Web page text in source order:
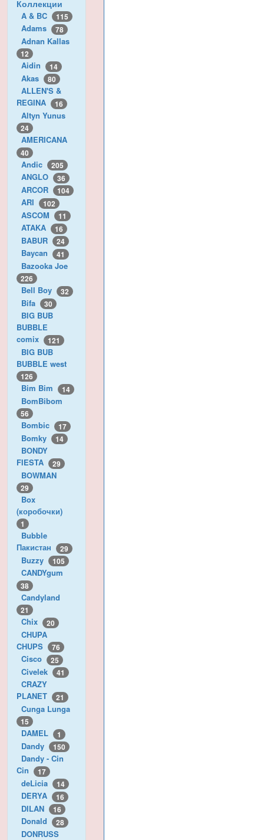
Коллекции
A & BC 115
Adams 78
Adnan Kallas
12
Aidin 14
Akas 80
ALLEN'S &
REGINA
16
Altyn Yunus
24
AMERICANA
40
Andic 205
ANGLO 36
ARCOR 104
ARI 102
ASCOM 11
ATAKA 16
BABUR 24
Baycan 41
Bazooka Joe
226
Bell Boy 32
Bifa 30
BIG BUB
BUBBLE
comix
121
BIG BUB
BUBBLE west
126
Bim Bim 14
BomBibom
56
Bombic 17
Bomky 14
BONDY
FIESTA
29
BOWMAN
29
Box
(коробочки)
1
Bubble
Пакистан
29
Buzzy 105
CANDYgum
38
Candyland
21
Chix 20
CHUPA
CHUPS
76
Cisco 25
Civelek 41
CRAZY
PLANET
21
Cunga Lunga
15
DAMEL 1
Dandy 150
Dandy - Cin
Cin
17
deLicia 14
DERYA 16
DILAN 16
Donald 28
DONRUSS